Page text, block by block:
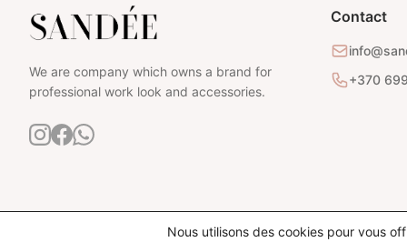
We are company which owns a brand for
professional work look and accessories.
Contact
+370
Nous utilisons des cookies pour vous